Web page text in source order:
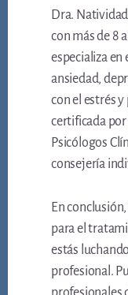
Dra.
con más de 8
especializa
ansiedad,
con el estrés
certificada por
Psicólogos
consejería
En
para el
estás
profesional.